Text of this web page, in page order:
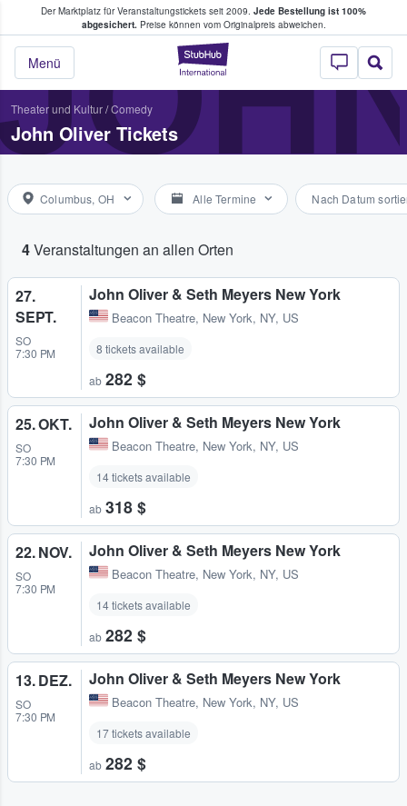
Der Marktplatz für Veranstaltungstickets seit 2009. Jede Bestellung ist 100%
abgesichert.Preise können vom Originalpreis abweichen.
StubHub - Wo
Menü
Tickets kaufen & verkaufen
Theater und Kultur/Comedy
John Oliver Tickets
Columbus, OH Alle Termine Nach Datum
4Veranstaltungen an allen Orten
27.
SEPT.
SO
7:30 PM
John Oliver & Seth Meyers New York
Beacon Theatre, New York, NY, US
8 tickets available
ab 282 $
25. OKT.
SO
7:30 PM
John Oliver & Seth Meyers New York
Beacon Theatre, New York, NY, US
14 tickets available
ab 318 $
22. NOV.
SO
7:30 PM
John Oliver & Seth Meyers New York
Beacon Theatre, New York, NY, US
14 tickets available
ab 282 $
13. DEZ.
SO
7:30 PM
John Oliver & Seth Meyers New York
Beacon Theatre, New York, NY, US
17 tickets available
ab 282 $